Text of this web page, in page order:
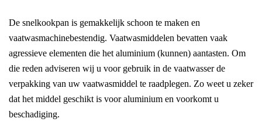
De snelkookpan is gemakkelijk schoon te maken en
vaatwasmachinebestendig. Vaatwasmiddelen bevatten vaak
agressieve elementen die het aluminium (kunnen) aantasten. Om
die reden adviseren wij u voor gebruik in de vaatwasser de
verpakking van uw vaatwasmiddel te raadplegen. Zo weet u zeker
dat het middel geschikt is voor aluminium en voorkomt u
beschadiging.